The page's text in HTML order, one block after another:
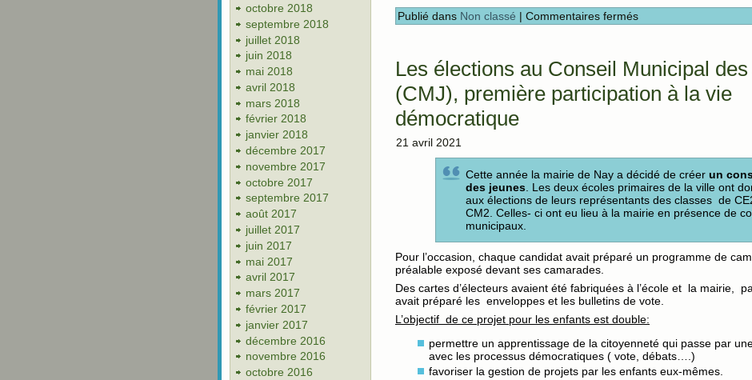
octobre 2018
septembre 2018
juillet 2018
juin 2018
mai 2018
avril 2018
mars 2018
février 2018
janvier 2018
décembre 2017
novembre 2017
octobre 2017
septembre 2017
août 2017
juillet 2017
juin 2017
mai 2017
avril 2017
mars 2017
février 2017
janvier 2017
décembre 2016
novembre 2016
octobre 2016
Publié dans Non classé | Commentaires fermés
Les élections au Conseil Municipal
(CMJ), première participation à la vie
démocratique
21 avril 2021
Cette année la mairie de Nay a décidé de créer un
des jeunes . Les deux écoles primaires de la ville ont
aux élections de leurs représentants des classes de
CM2. Celles- ci ont eu lieu à la mairie en présence de
municipaux.
Pour l’occasion, chaque candidat avait préparé un programme de
préalable exposé devant ses camarades.
Des cartes d’électeurs avaient été fabriquées à l’école et la mairie,
avait préparé les enveloppes et les bulletins de vote.
L’objectif de ce projet pour les enfants est double:
permettre un apprentissage de la citoyenneté qui passe par
avec les processus démocratiques ( vote, débats….)
favoriser la gestion de projets par les enfants eux-mêmes.